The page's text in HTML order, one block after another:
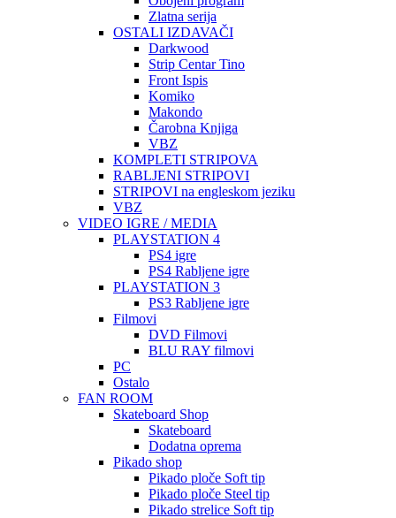
Zlatna serija
OSTALI IZDAVAČI
Darkwood
Strip Centar Tino
Front Ispis
Komiko
Makondo
Čarobna Knjiga
VBZ
KOMPLETI STRIPOVA
RABLJENI STRIPOVI
STRIPOVI na engleskom jeziku
VBZ
VIDEO IGRE / MEDIA
PLAYSTATION 4
PS4 igre
PS4 Rabljene igre
PLAYSTATION 3
PS3 Rabljene igre
Filmovi
DVD Filmovi
BLU RAY filmovi
PC
Ostalo
FAN ROOM
Skateboard Shop
Skateboard
Dodatna oprema
Pikado shop
Pikado ploče Soft tip
Pikado ploče Steel tip
Pikado strelice Soft tip